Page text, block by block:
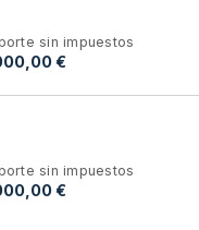
sin impuestos
€
sin impuestos
€